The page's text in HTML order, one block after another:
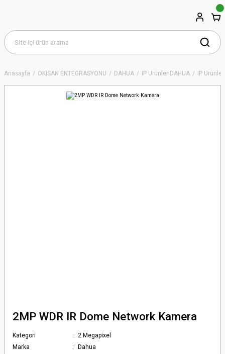
Anasayfa OKİSAN ENTEGRASYONU DAHUA IP Ürünler|DAHUA IP Ürünler
2MP WDR IR Dome Network Kamera
Kategori
2 Megapixel
Marka
Dahua